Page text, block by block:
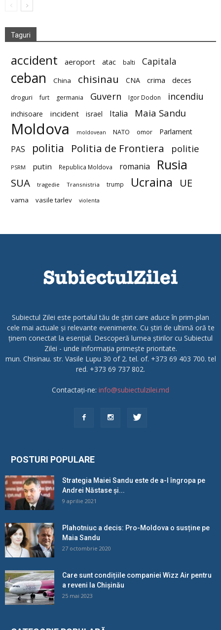
Taguri
accident aeroport atac balti Capitala
ceban China chisinau CNA crima deces
droguri furt germania Guvern Igor Dodon incendiu
inchisoare incident israel Italia Maia Sandu
Moldova moldovean NATO omor Parlament
PAS politia Politia de Frontiera politie
PSRM putin Republica Moldova romania Rusia
SUA tragedie Transnistria trump Ucraina UE
vama vasile tarlev violenta
Subiectul Zilei este portalul tău de știri care aduce în prim-plan
cele mai actuale și relevante evenimente. Cu știri de ultimă oră te
ținem conectat la esențial. Descoperă lumea știrilor cu Subiectul
Zilei - unde informația primește prioritate.
mun. Chisinau. str. Vasile Lupu 30 of 2. tel. of. +373 69 403 700. tel
red. +373 69 737 802.
Contactați-ne: info@subiectulzilei.md
POSTURI POPULARE
Strategia Maiei Sandu este de a-l îngropa pe
Andrei Năstase și...
9 aprilie 2021
Plahotniuc a decis: Pro-Moldova o susține pe
Maia Sandu
27 octombrie 2020
Care sunt condițiile companiei Wizz Air pentru
a reveni la Chișinău
25 mai 2023